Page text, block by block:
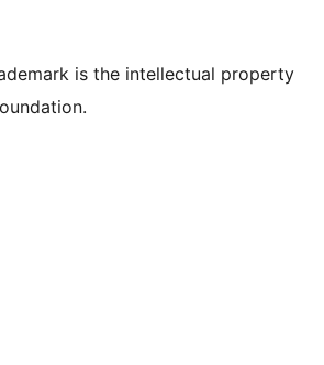
is the intellectual property